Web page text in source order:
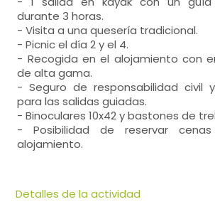
durante 3 horas.
- Visita a una quesería tradicional.
- Picnic el día 2 y el 4.
- Recogida en el alojamiento con
de alta gama.
- Seguro de responsabilidad civil
para las salidas guiadas.
- Binoculares 10x42 y bastones de
- Posibilidad de reservar
alojamiento.
Detalles de la actividad